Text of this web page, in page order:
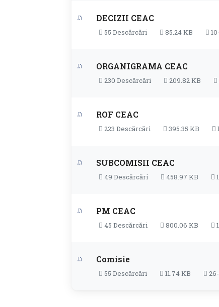
DECIZII CEAC
55 Descărcări 85.24 KB
ORGANIGRAMA CEAC
230 Descărcări 209.82 KB
ROF CEAC
223 Descărcări 395.35 KB
SUBCOMISII CEAC
49 Descărcări 458.97 KB
PM CEAC
45 Descărcări 800.06 KB
Comisie
55 Descărcări 11.74 KB